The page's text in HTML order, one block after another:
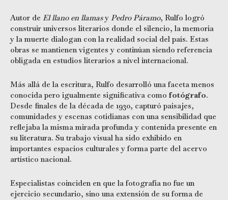
Autor de El llano en llamasy Pedro Páramo, Rulfo logró
construir universos literarios donde el silencio, la memoria
y la muerte dialogan con la realidad social del país. Estas
obras se mantienen vigentes y continúan siendo referencia
obligada en estudios literarios a nivel internacional.
Más allá de la escritura, Rulfo desarrolló una faceta menos
conocida pero igualmente significativa como fotógrafo.
Desde finales de la década de 1930, capturó paisajes,
comunidades y escenas cotidianas con una sensibilidad que
reflejaba la misma mirada profunda y contenida presente en
su literatura. Su trabajo visual ha sido exhibido en
importantes espacios culturales y forma parte del acervo
artístico nacional.
Especialistas coinciden en que la fotografía no fue un
ejercicio secundario, sino una extensión de su forma de